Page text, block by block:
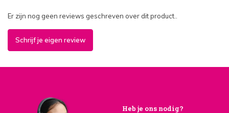
Er zijn nog geen reviews geschreven over dit product..
Schrijf je eigen review
Heb je ons nodig?